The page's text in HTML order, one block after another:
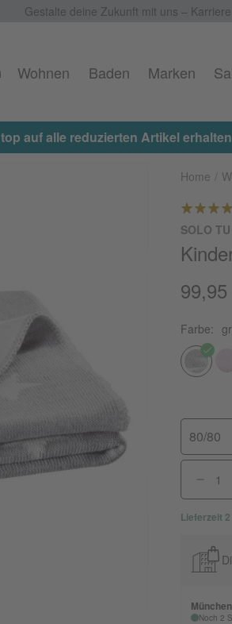
Gestalte deine Zukunft mit uns –
Wohnen Baden Marken
alle reduzierten Artikel erhalten ★
Home
SOLO TU
Farbe:
80/80
Lieferzeit
Noch 2